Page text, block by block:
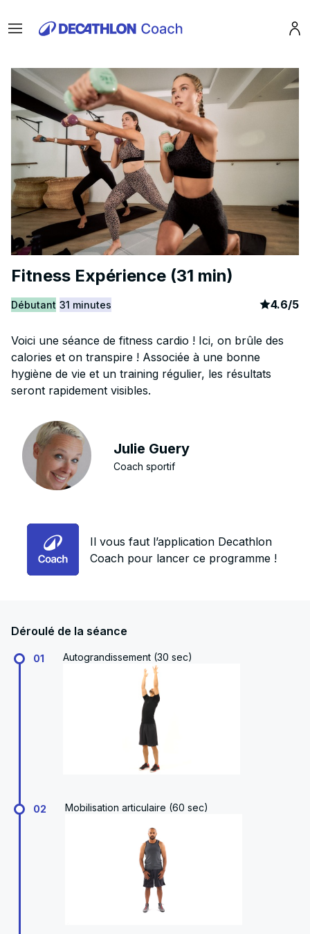
Menu
Fitness Expérience (31 min)
Débutant 31 minutes article
4.6/5
Voici une séance de fitness cardio ! Ici, on brûle des
calories et on transpire ! Associée à une bonne
hygiène de vie et un training régulier, les résultats
seront rapidement visibles.
Julie Guery
Coach sportif
Il vous faut l’application Decathlon
Coach pour lancer ce programme !
Déroulé de la séance
01 Autograndissement (30 sec)
02 Mobilisation articulaire (60 sec)